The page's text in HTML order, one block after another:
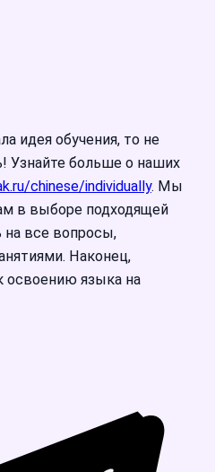
идея обучения, то не
Узнайте больше о наших
chinese/individually. Мы
в выборе подходящей
все вопросы,
Наконец,
освоению языка на